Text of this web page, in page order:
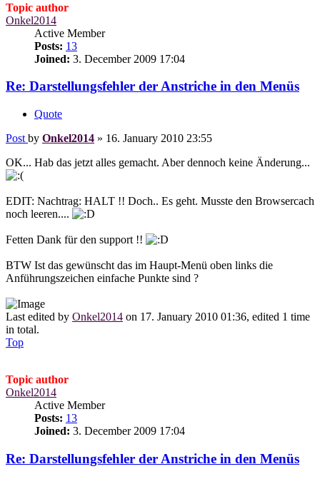
Topic author
Onkel2014
Active Member
Posts: 13
Joined: 3. December 2009 17:04
Re: Darstellungsfehler der Anstriche in den Menüs
Quote
Post by Onkel2014 » 16. January 2010 23:55
OK... Hab das jetzt alles gemacht. Aber dennoch keine Änderung...
EDIT: Nachtrag: HALT !! Doch.. Es geht. Musste den Browsercach
noch leeren....
Fetten Dank für den support !!
BTW Ist das gewünscht das im Haupt-Menü oben links die
Anführungszeichen einfache Punkte sind ?
Last edited by Onkel2014 on 17. January 2010 01:36, edited 1 time
in total.
Top
Topic author
Onkel2014
Active Member
Posts: 13
Joined: 3. December 2009 17:04
Re: Darstellungsfehler der Anstriche in den Menüs